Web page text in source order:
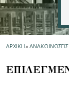
ΑΡΧΙΚΗ»